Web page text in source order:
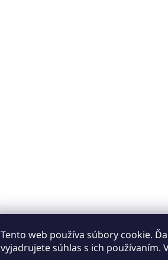
Tento web používa súbory cookie.
vyjadrujete súhlas s ich používaním.